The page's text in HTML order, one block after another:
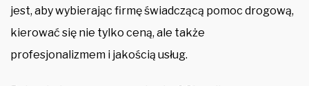
jest, aby wybierając firmę świadczącą pomoc drogową,
kierować się nie tylko ceną, ale także
profesjonalizmem i jakością usług.